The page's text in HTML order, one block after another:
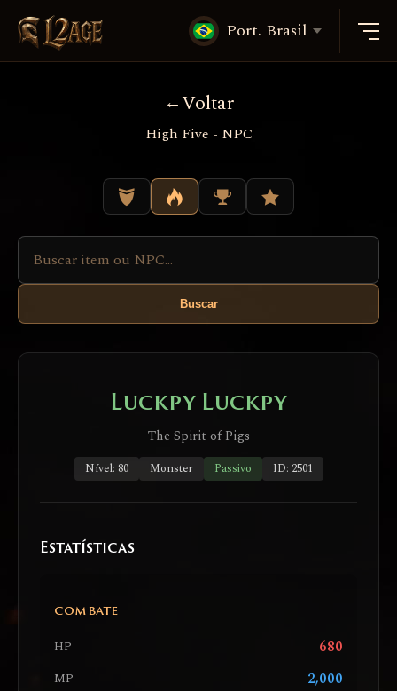
Port. Brasil
Voltar
High Five - NPC
Buscar
Luckpy Luckpy
The Spirit of Pigs
Nível: 80 Monster Passivo ID: 2501
Estatísticas
COMBATE
HP 680
MP 2,000